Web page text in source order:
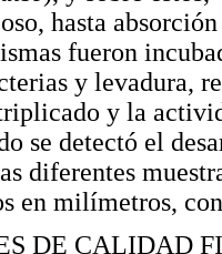
hasta
fueron
y levadura,
y la
se detectó el
diferentes
en milímetros,
DE CALIDAD